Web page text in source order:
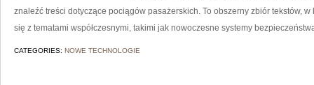
znaleźć treści dotyczące pociągów pasażerskich. To obszerny zbiór tekstów,
się z tematami współczesnymi, takimi jak nowoczesne systemy
CATEGORIES: NOWE TECHNOLOGIE